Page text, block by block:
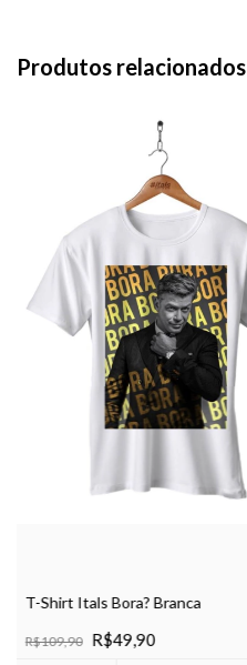
Produtos relacionados
T-Shirt Itals Bora? Branca
R$109,90 R$49,90